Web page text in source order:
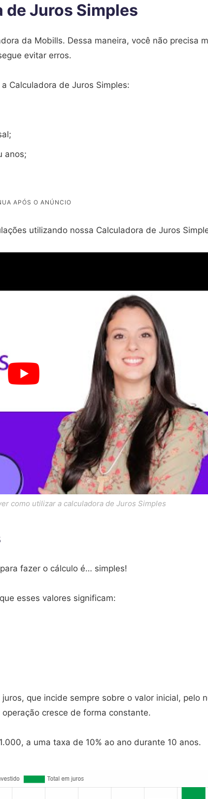
de Juros Simples
da Mobills. Dessa maneira, você não precisa
evitar erros.
Calculadora de Juros Simples:
anos;
utilizando nossa Calculadora de Juros
como utilizar a calculadora de Juros Simples
fazer o cálculo é… simples!
esses valores significam:
que incide sempre sobre o valor inicial, pelo
cresce de forma constante.
a uma taxa de 10% ao ano durante 10 anos.